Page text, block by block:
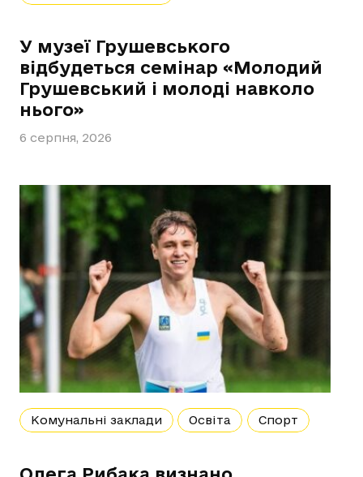
У музеї Грушевського
відбудеться семінар «Молодий
Грушевський і молоді навколо
нього»
6 серпня, 2026
Комунальні заклади Освіта Спорт